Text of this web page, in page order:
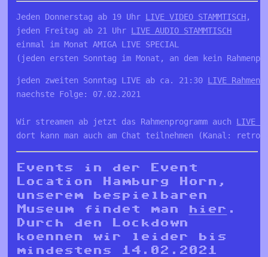
Jeden Donnerstag ab 19 Uhr LIVE VIDEO STAMMTISCH,
jeden Freitag ab 21 Uhr LIVE AUDIO STAMMTISCH
einmal im Monat AMIGA LIVE SPECIAL
(jeden ersten Sonntag im Monat, an dem kein
jeden zweiten Sonntag LIVE ab ca. 21:30 LIVE
naechste Folge: 07.02.2021
Wir streamen ab jetzt das Rahmenprogramm auch LIVE
dort kann man auch am Chat teilnehmen (Kanal:
Events in der Event
Location Hamburg Horn,
unserem bespielbaren
Museum findet man hier .
Durch den Lockdown
koennen wir leider bis
mindestens 14.02.2021